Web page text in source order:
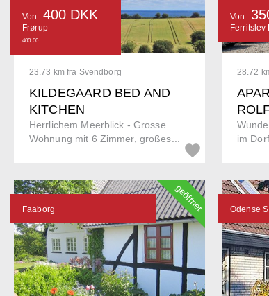
23.73 km fra Svendborg
KILDEGAARD BED AND
KITCHEN
Herrlichem Meerblick - Grosse
Wohnung mit 6 Zimmer, großes...
Von 400 DKK
Frørup
400.00
28.72
im
Von
Ferritslev
Faaborg geöffnet Odense S